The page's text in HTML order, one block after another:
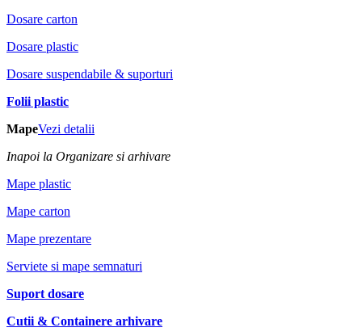
Dosare carton
Dosare plastic
Dosare suspendabile & suporturi
Folii plastic
MapeVezi detalii
Inapoi la Organizare si arhivare
Mape plastic
Mape carton
Mape prezentare
Serviete si mape semnaturi
Suport dosare
Cutii & Containere arhivare